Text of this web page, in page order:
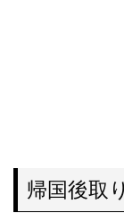
帰国後取